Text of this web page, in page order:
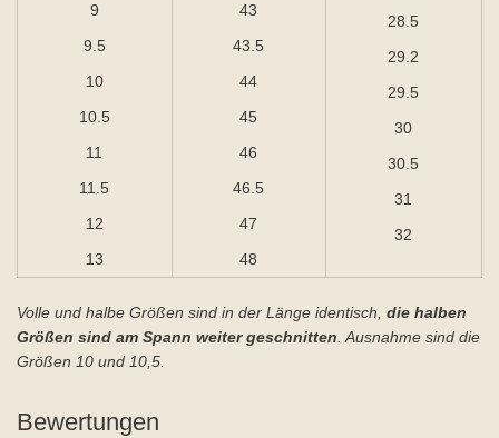
9
9.5
10
10.5
11
11.5
12
13
43
43.5
44
45
46
46.5
47
48
28.5
29.2
29.5
30
30.5
31
32
Volle und halbe Größen sind in der Länge identisch, die halben
Größen sind am Spann weiter geschnitten . Ausnahme sind die
Größen 10 und 10,5.
Bewertungen